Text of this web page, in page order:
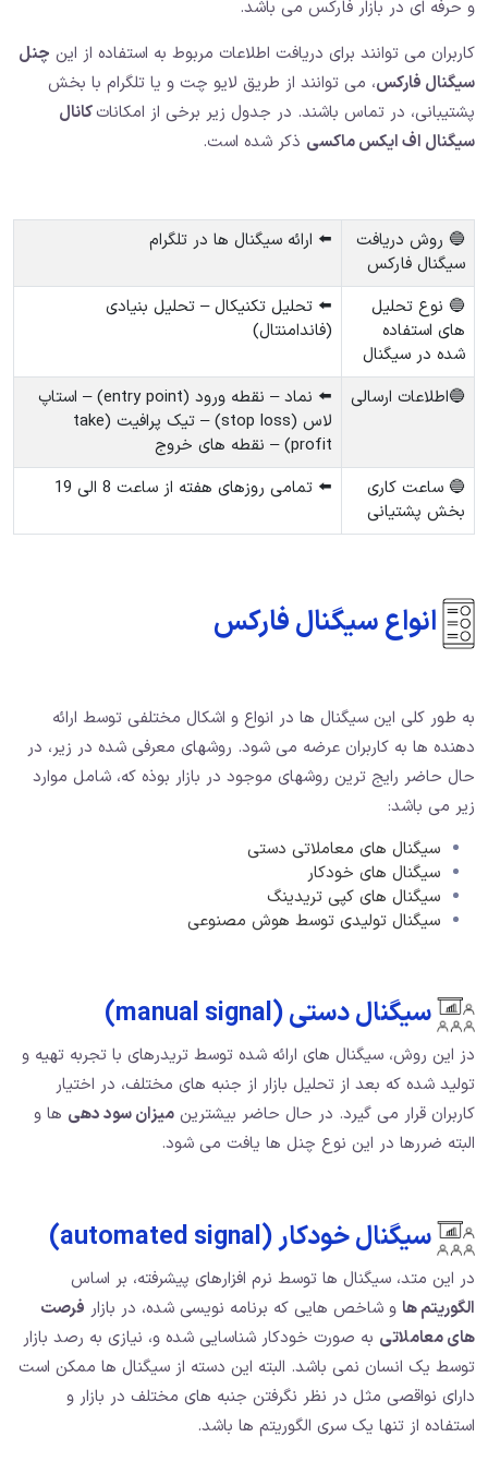
و حرفه ای در بازار فارکس می باشد.
کاربران می توانند برای دریافت اطلاعات مربوط به استفاده از این چنل
سیگنال فارکس، می توانند از طریق لایو چت و یا تلگرام با بخش
پشتیبانی، در تماس باشند. در جدول زیر برخی از امکاناتکانال
سیگنال اف ایکس ماکسی ذکر شده است.
🔵 روش دریافت
سیگنال فارکس
⬅️ ارائه سیگنال ها در تلگرام
🔵 نوع تحلیل
های استفاده
شده در سیگنال
⬅️ تحلیل تکنیکال – تحلیل بنیادی
(فاندامنتال)
🔵اطلاعات ارسالی
⬅️ نماد – نقطه ورود (entry point) – استاپ
لاس (stop loss) – تیک پرافیت (take
profit) – نقطه های خروج
🔵 ساعت کاری
بخش پشتیانی
⬅️ تمامی روزهای هفته از ساعت 8 الی 19
انواع سیگنال فارکس
به طور کلی این سیگنال ها در انواع و اشکال مختلفی توسط ارائه
دهنده ها به کاربران عرضه می شود. روشهای معرفی شده در زیر، در
حال حاضر رایج ترین روشهای موجود در بازار بوذه که، شامل موارد
زیر می باشد:
سیگنال های معاملاتی دستی
سیگنال های خودکار
سیگنال های کپی تریدینگ
سیگنال تولیدی توسط هوش مصنوعی
سیگنال دستی (manual signal)
دز این روش، سیگنال های ارائه شده توسط تریدرهای با تجربه تهیه و
تولید شده که بعد از تحلیل بازار از جنبه های مختلف، در اختیار
کاربران قرار می گیرد. در حال حاضر بیشترین میزان سود دهی ها و
البته ضررها در این نوع چنل ها یافت می شود.
سیگنال خودکار (automated signal)
در این متد، سیگنال ها توسط نرم افزارهای پیشرفته، بر اساس
الگوریتم ها و شاخص هایی که برنامه نویسی شده، در بازار فرصت
های معاملاتی به صورت خودکار شناسایی شده و، نیازی به رصد بازار
توسط یک انسان نمی باشد. البته این دسته از سیگنال ها ممکن است
دارای نواقصی مثل در نظر نگرفتن جنبه های مختلف در بازار و
استفاده از تنها یک سری الگوریتم ها باشد.